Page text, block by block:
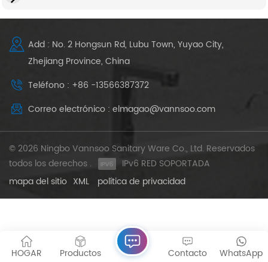
Add : No. 2 Hongsun Rd, Lubu Town, Yuyao City,
Zhejiang Province, China
Teléfono : +86 -13566387372
Correo electrónico : elmagao@vannsoo.com
© 2026 Ningbo Vannsoo Sanitary Ware Co., Ltd. Reservados
todos los derechos .
IPv6 RED SOPORTADA
mapa del sitio XML política de privacidad
HOGAR Productos WhatsApp
Contacto